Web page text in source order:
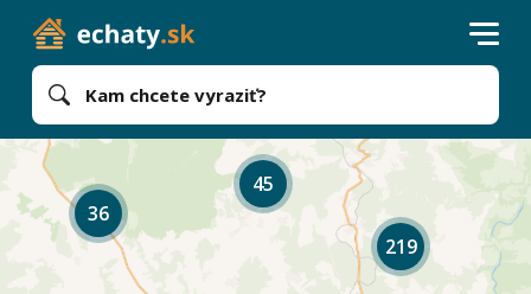
Kam chcete vyraziť?
36
45
219